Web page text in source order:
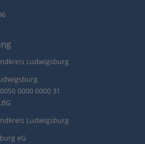
Ludwigsburg
0000 0000 31
Ludwigsburg
eG